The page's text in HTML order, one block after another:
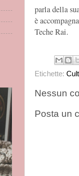
parla della
è
Teche Rai.
Etichette:
Nessun
Posta un